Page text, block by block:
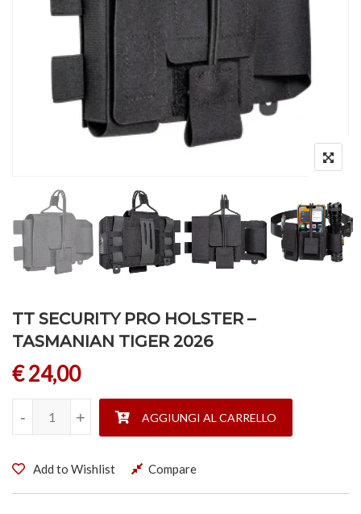
TT SECURITY PRO HOLSTER –
TASMANIAN TIGER 2026
€24,00
TT SECURITY PRO HOLSTER - TASMANIAN TIGER 2026
+
- +
- AGGIUNGI AL CARRELLO
Add to Wishlist Compare